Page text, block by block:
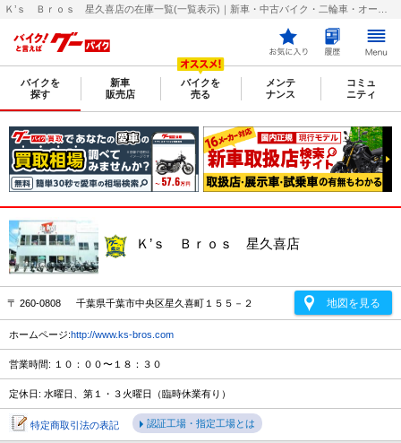
バイクを
探す
新車
販売店
バイクを
売る
メンテ
ナンス
コミュ
ニティ
Ｋ’ｓ Ｂｒｏｓ 星久喜店
〒 260-0808 千葉県千葉市中央区星久喜町１５５－２ 地図を見る
ホームページ:http://www.ks-bros.com
営業時間: １０：００〜１８：３０
定休日: 水曜日、第１・３火曜日（臨時休業有り）
特定商取引法の表記 認証工場・指定工場とは